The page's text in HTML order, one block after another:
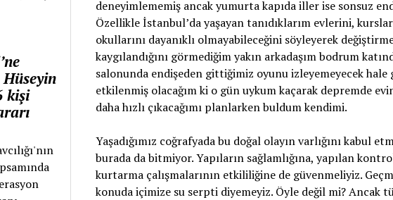
kişi
deneyimlememiş ancak yumurta kapıda iller ise sonsuz
Özellikle İstanbul’da yaşayan tanıdıklarım evlerini,
okullarını dayanıklı olmayabileceğini söyleyerek
kaygılandığını görmediğim yakın arkadaşım bodrum
salonunda endişeden gittiğimiz oyunu izleyemeyecek hale
etkilenmiş olacağım ki o gün uykum kaçarak depremde
daha hızlı çıkacağımı planlarken buldum kendimi.
Yaşadığımız coğrafyada bu doğal olayın varlığını kabul
burada da bitmiyor. Yapıların sağlamlığına, yapılan
kurtarma çalışmalarının etkililiğine de güvenmeliyiz.
konuda içimize su serpti diyemeyiz. Öyle değil mi? Ancak